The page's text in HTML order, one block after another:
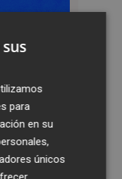
para
en su
únicos